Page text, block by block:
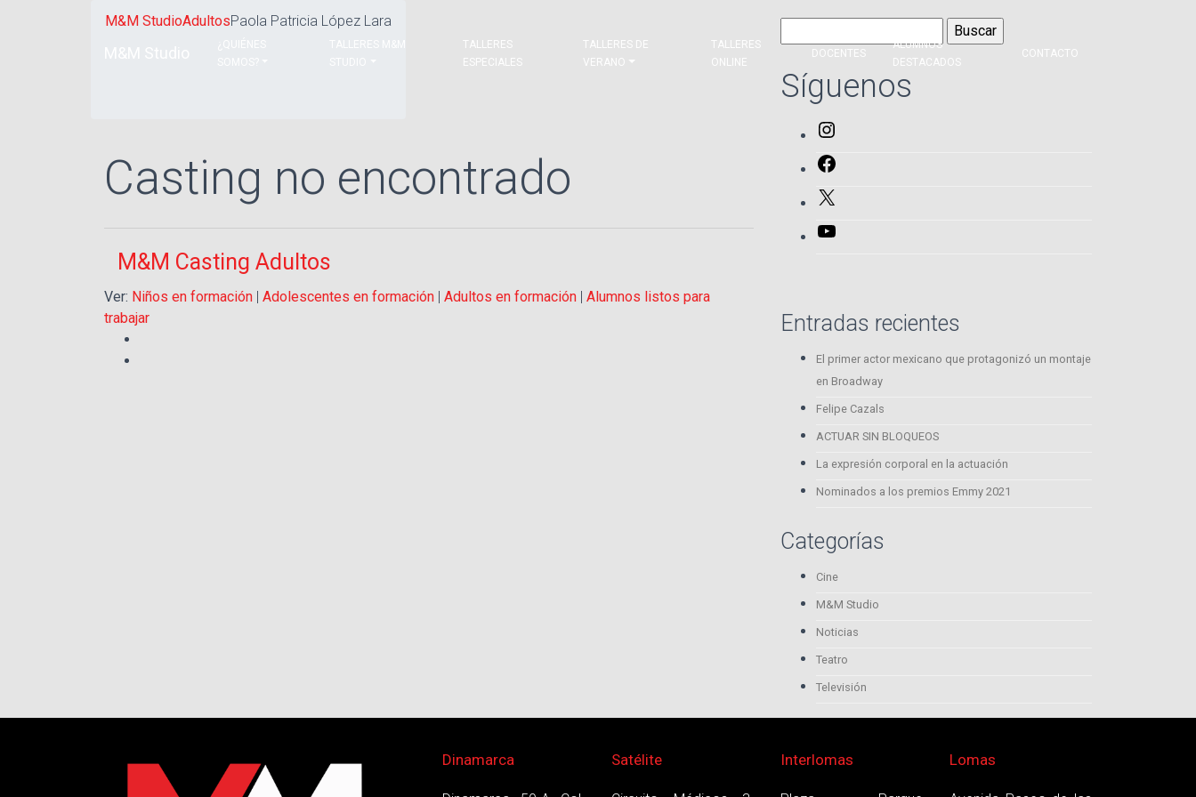
TALLERES
ESPECIALES
TALLERES DE
VERANO
TALLERES
ONLINE
DOCENTES
ALUMNOS
DESTACADOS
CONTACTO
M&M StudioAdultosPaola Patricia López Lara
Casting no encontrado
M&M Casting Adultos
Ver: Niños en formación | Adolescentes en formación | Adultos en formación | Alumnos listos para
trabajar
Buscar:
Síguenos
Entradas recientes
El primer actor mexicano que protagonizó un montaje
en Broadway
Felipe Cazals
ACTUAR SIN BLOQUEOS
La expresión corporal en la actuación
Nominados a los premios Emmy 2021
Categorías
Cine
M&M Studio
Noticias
Teatro
Televisión
Dinamarca Satélite Interlomas Lomas